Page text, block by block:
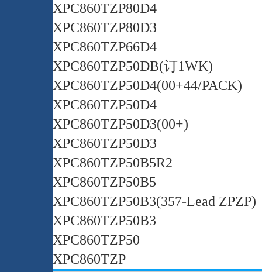
XPC860TZP80D4
XPC860TZP80D3
XPC860TZP66D4
XPC860TZP50DB(订1WK)
XPC860TZP50D4(00+44/PACK)
XPC860TZP50D4
XPC860TZP50D3(00+)
XPC860TZP50D3
XPC860TZP50B5R2
XPC860TZP50B5
XPC860TZP50B3(357-Lead ZPZP)
XPC860TZP50B3
XPC860TZP50
XPC860TZP